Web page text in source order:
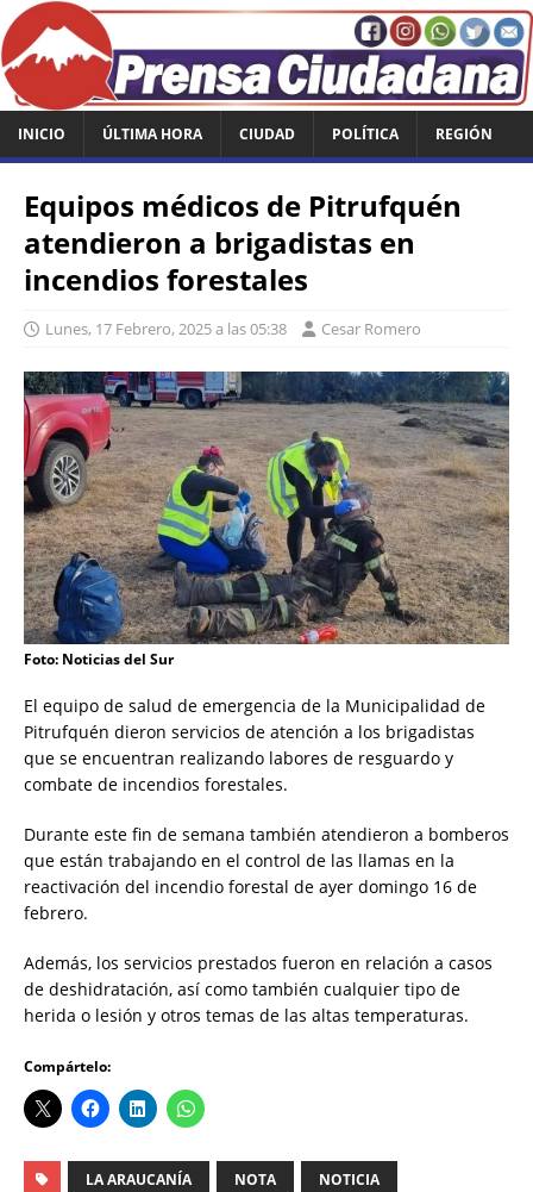
INICIO ÚLTIMA HORA CIUDAD POLÍTICA REGIÓN
Equipos médicos de Pitrufquén
atendieron a brigadistas en
incendios forestales
Lunes, 17 Febrero, 2025 a las 05:38 Cesar Romero
Foto: Noticias del Sur
El equipo de salud de emergencia de la Municipalidad de
Pitrufquén dieron servicios de atención a los brigadistas
que se encuentran realizando labores de resguardo y
combate de incendios forestales.
Durante este fin de semana también atendieron a bomberos
que están trabajando en el control de las llamas en la
reactivación del incendio forestal de ayer domingo 16 de
febrero.
Además, los servicios prestados fueron en relación a casos
de deshidratación, así como también cualquier tipo de
herida o lesión y otros temas de las altas temperaturas.
Compártelo:
LA ARAUCANÍA NOTA NOTICIA